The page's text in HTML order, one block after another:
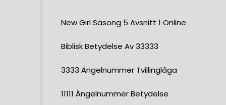
New Girl Säsong 5 Avsnitt 1 Online
Biblisk Betydelse Av 33333
3333 Ängelnummer Tvillinglåga
11111 Ängelnummer Betydelse